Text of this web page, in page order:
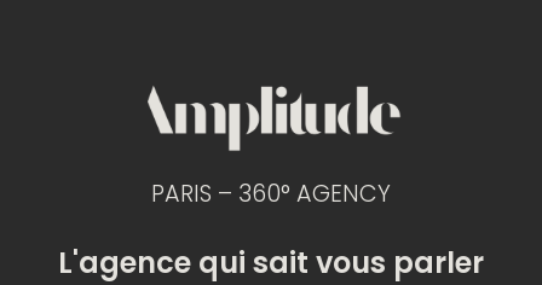
PARIS – 360° AGENCY
L'agence qui sait vous parler